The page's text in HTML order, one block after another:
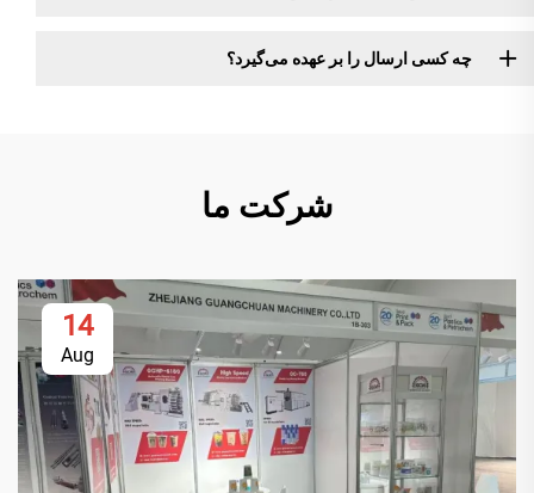
چه کسی ارسال را بر عهده می‌گیرد؟
شرکت ما
14
Aug